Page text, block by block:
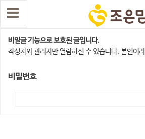
경산지점
비밀글 기능으로 보호된 글입니다.
작성자와 관리자만 열람하실 수 있습니다. 본인이
비밀번호